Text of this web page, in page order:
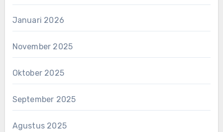
Januari 2026
November 2025
Oktober 2025
September 2025
Agustus 2025